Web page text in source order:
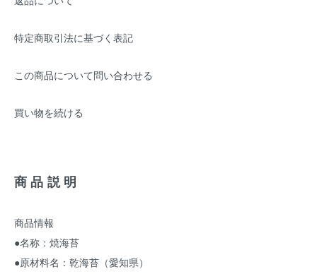
特定商取引法に基づく表記
この商品について問い合わせる
買い物を続ける
商品説明
商品情報
●名称：焼海苔
●原材料名：乾海苔（愛知県）